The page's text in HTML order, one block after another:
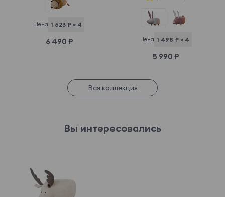
Цена 1 623 ₽ × 4
6 490 ₽ Цена 1 498 ₽ × 4
5 990 ₽
Вся коллекция
Вы интересовались